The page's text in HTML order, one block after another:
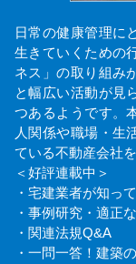
日常の健康管理に
生きていくための
ネス」の取り組み
と幅広い活動が見
つあるようです。
人関係や職場・生
ている不動産会社
＜好評連載中＞
・宅建業者が知っ
・事例研究・適正
・関連法規Q&A
・一問一答！建築